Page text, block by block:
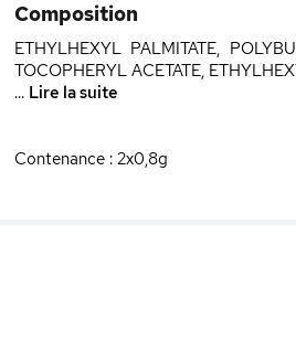
Composition
ETHYLHEXYL PALMITATE,
TOCOPHERYL ACETATE,
... Lire la suite
Contenance : 2x0,8g